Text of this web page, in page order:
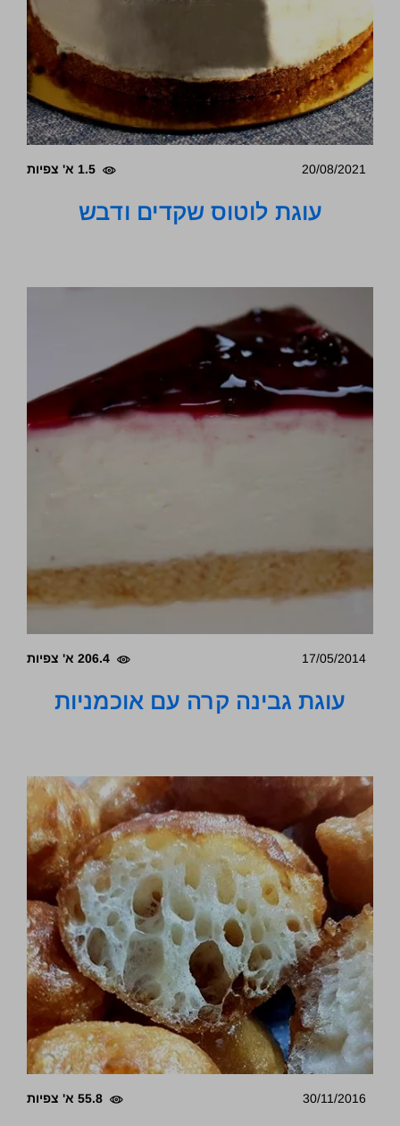
20/08/2021 1.5 א' צפיות
עוגת לוטוס שקדים ודבש
17/05/2014 206.4 א' צפיות
עוגת גבינה קרה עם אוכמניות
30/11/2016 55.8 א' צפיות